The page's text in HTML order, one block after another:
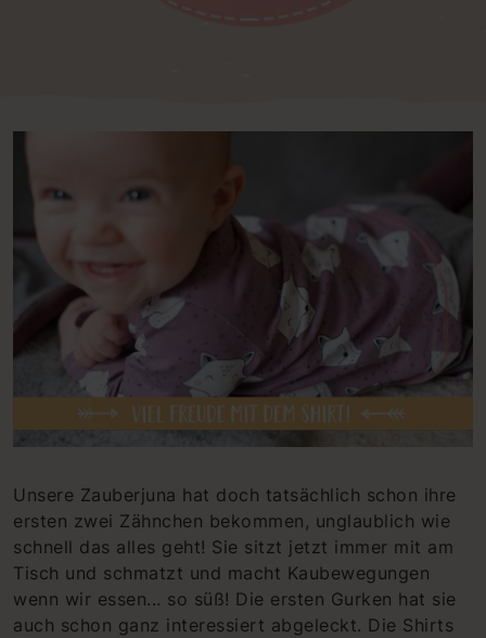
Unsere Zauberjuna hat doch tatsächlich schon ihre
ersten zwei Zähnchen bekommen, unglaublich wie
schnell das alles geht! Sie sitzt jetzt immer mit am
Tisch und schmatzt und macht Kaubewegungen
wenn wir essen... so süß! Die ersten Gurken hat sie
auch schon ganz interessiert abgeleckt. Die Shirts